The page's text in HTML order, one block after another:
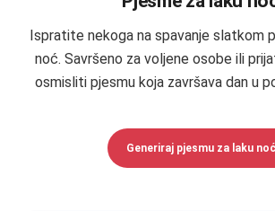
Ispratite nekoga na spavanje slatkom
noć. Savršeno za voljene osobe ili
osmisliti pjesmu koja završava dan u
Generiraj pjesmu za laku noć